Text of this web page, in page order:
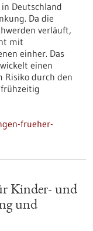
Deutschland
Da die
verläuft,
mit
einher. Das
einen
Risiko durch den
frühzeitig
frueher-
Kinder-​ und
und